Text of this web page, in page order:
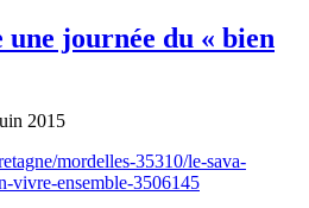
une journée du « bien
2015
mordelles-35310/le-sava-
vivre-ensemble-3506145